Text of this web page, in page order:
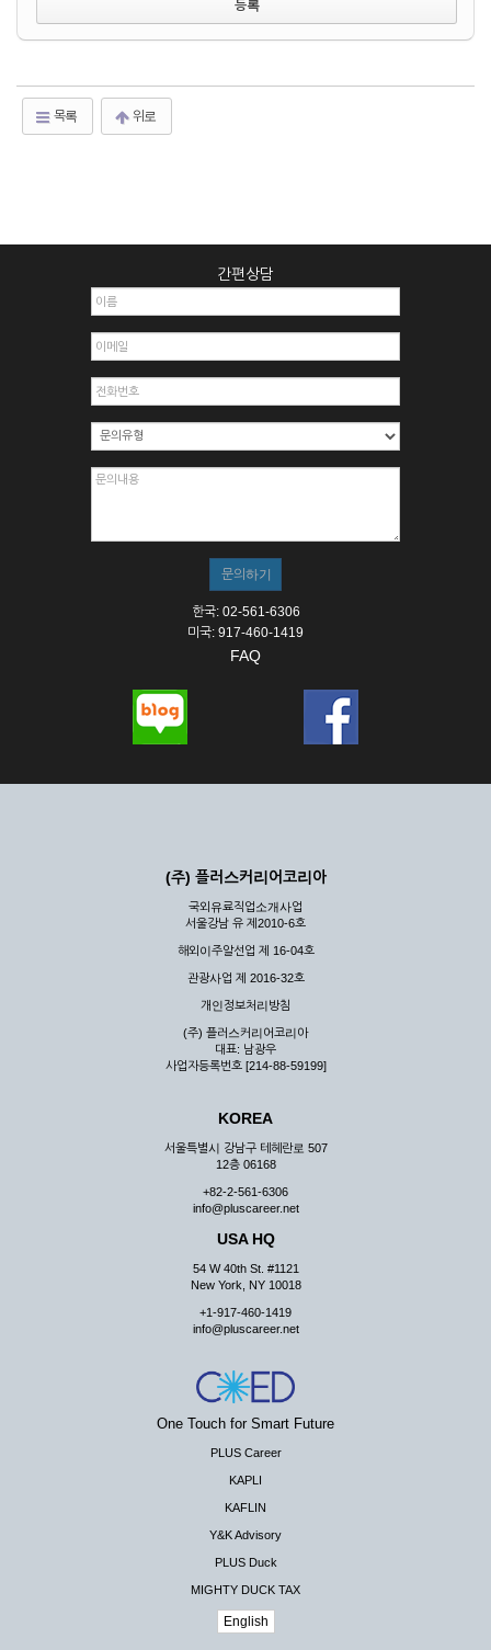
목록 위로
간편상담
한국: 02-561-6306
미국: 917-460-1419
FAQ
(주) 플러스커리어코리아
국외유료직업소개사업
서울강남 유 제2010-6호
해외이주알선업 제 16-04호
관광사업 제 2016-32호
개인정보처리방침
(주) 플러스커리어코리아
대표: 남광우
사업자등록번호 [214-88-59199]
KOREA
서울특별시 강남구 테헤란로 507
12층 06168
+82-2-561-6306
info@pluscareer.net
USA HQ
54 W 40th St. #1121
New York, NY 10018
+1-917-460-1419
info@pluscareer.net
One Touch for Smart Future
PLUS Career
KAPLI
KAFLIN
Y&K Advisory
PLUS Duck
MIGHTY DUCK TAX
English